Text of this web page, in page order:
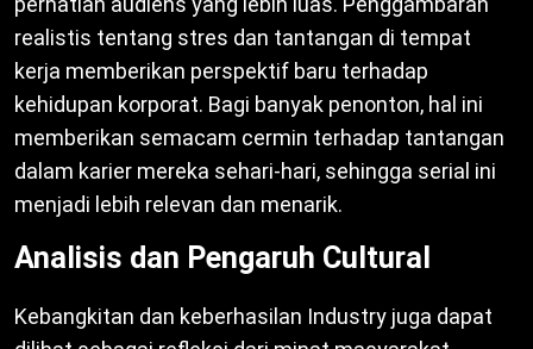
realistis tentang stres dan tantangan di tempat
kerja memberikan perspektif baru terhadap
kehidupan korporat. Bagi banyak penonton, hal ini
memberikan semacam cermin terhadap tantangan
dalam karier mereka sehari-hari, sehingga serial ini
menjadi lebih relevan dan menarik.
Analisis dan Pengaruh Cultural
Kebangkitan dan keberhasilan Industry juga dapat